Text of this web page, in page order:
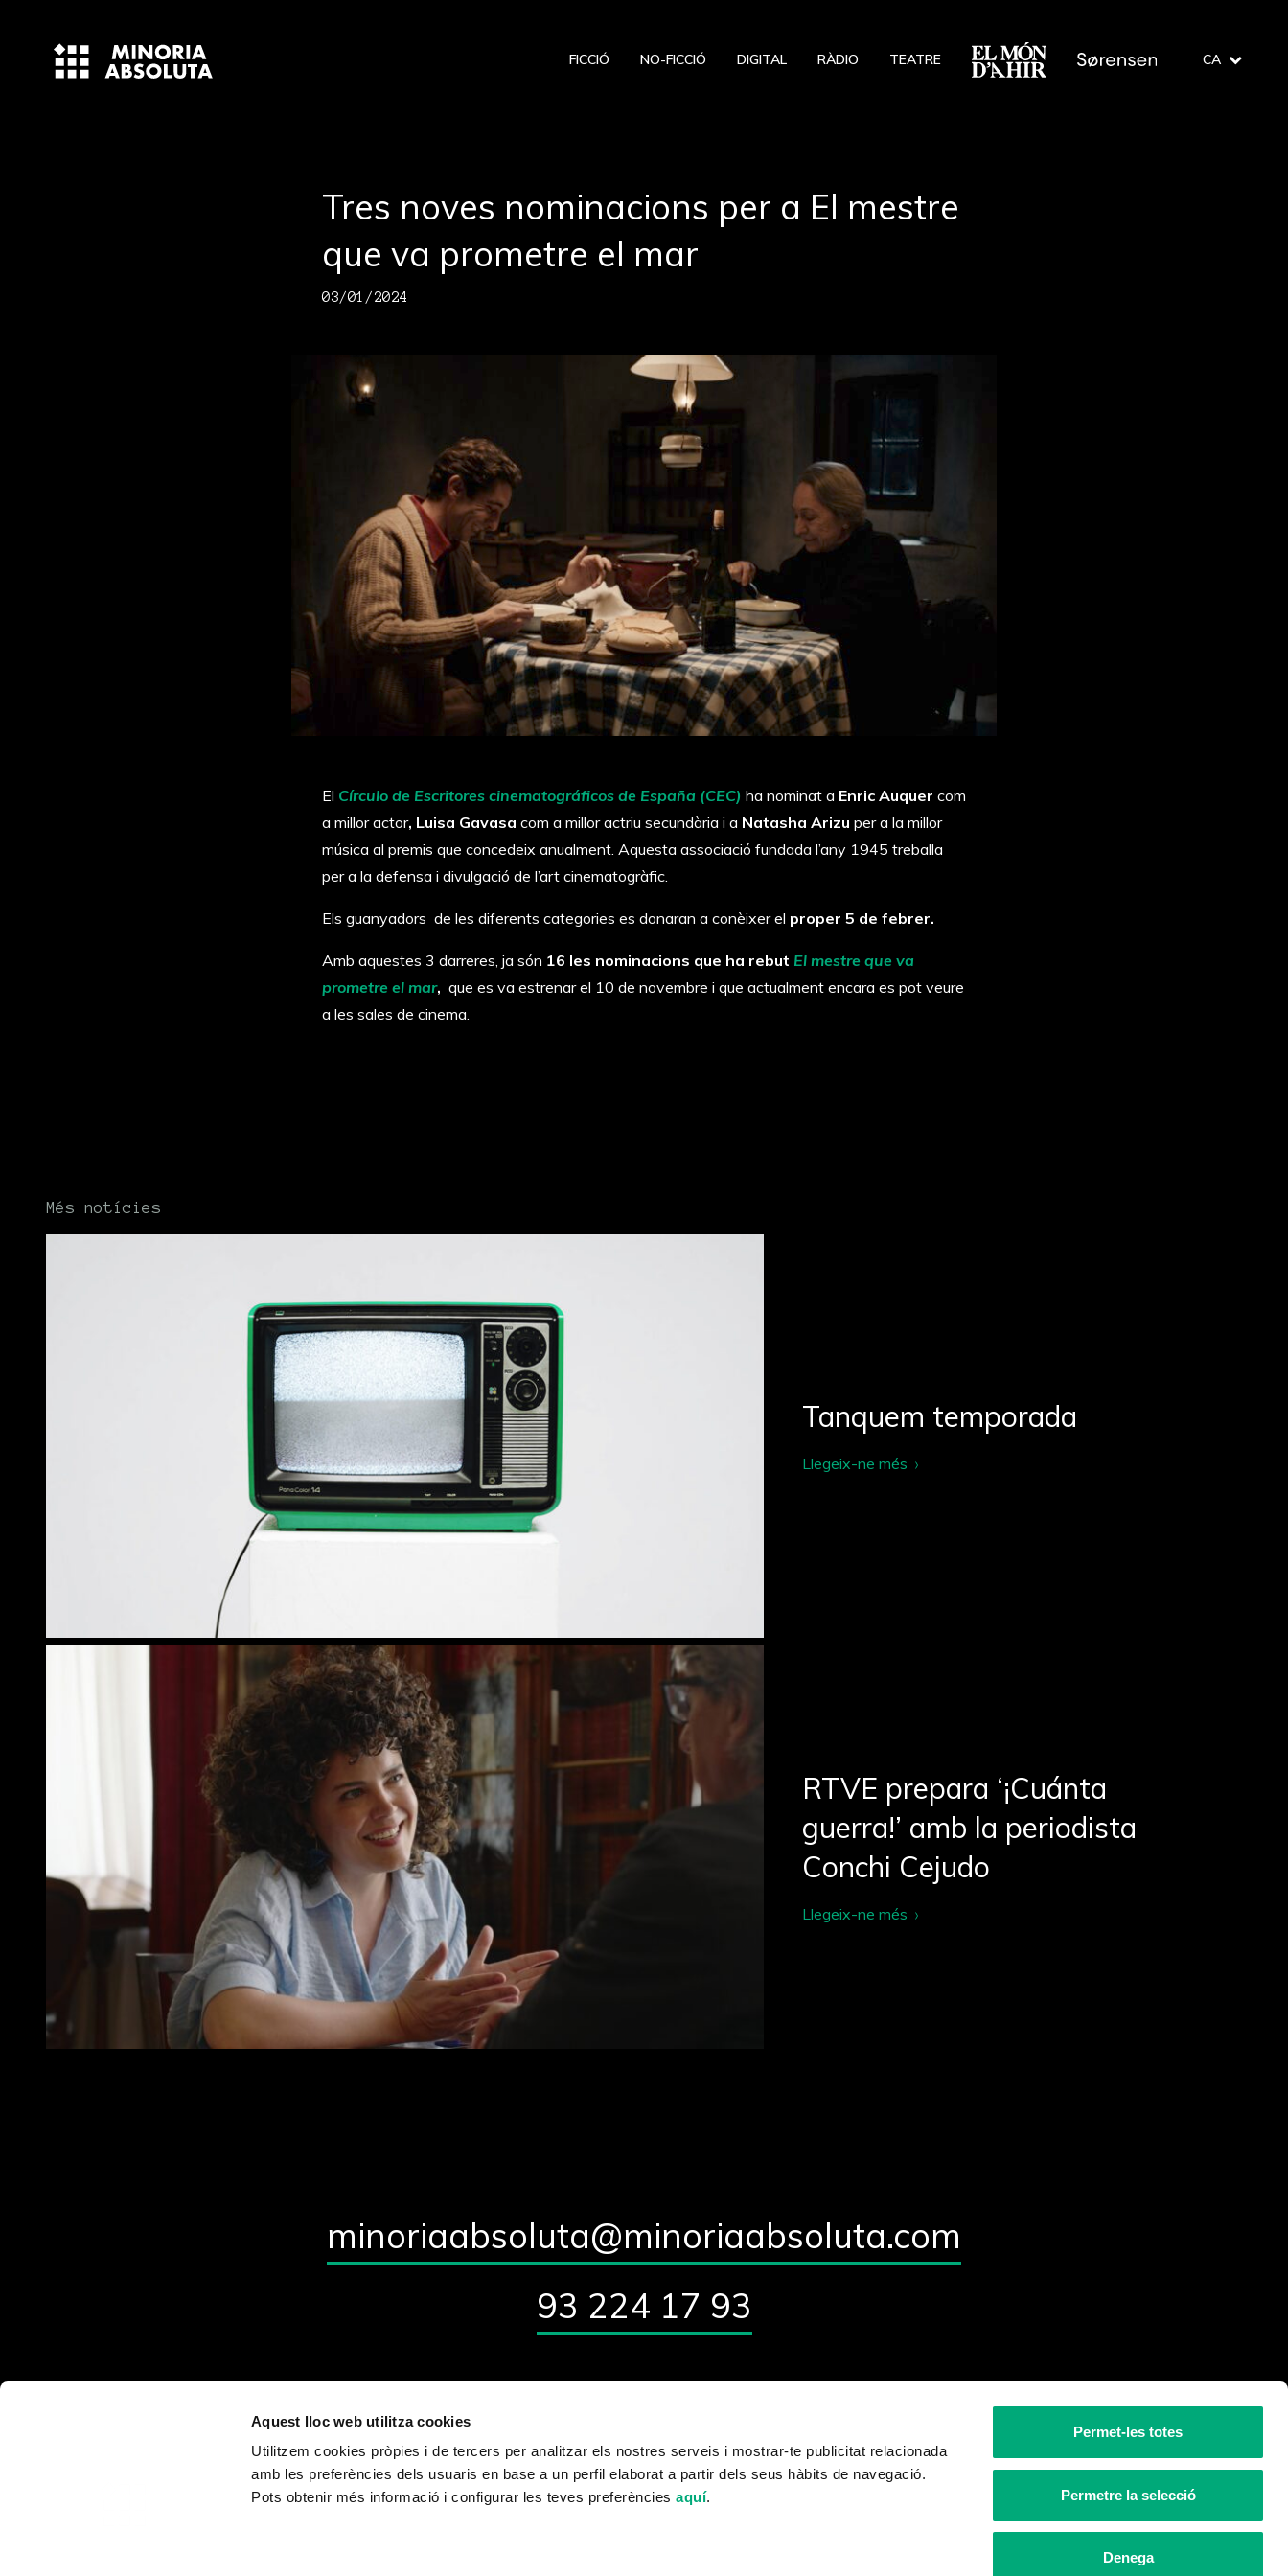
Aquest lloc web utilitza cookies
Utilitzem cookies pròpies i de tercers per analitzar els nostres serveis i mostrar-te publicitat relacionada
amb les preferències dels usuaris en base a un perfil elaborat a partir dels seus hàbits de navegació.
Pots obtenir més informació i configurar les teves preferènciesaquí.
Permet-les totes
Permetre la selecció
Denega
FICCIÓ NO-FICCIÓ DIGITAL RÀDIO TEATRE CA
Tres noves nominacions per a El mestre
que va prometre el mar
03/01/2024
El Círculo de Escritores cinematográficos de España (CEC) ha nominat a Enric Auquer com
a millor actor, Luisa Gavasa com a millor actriu secundària i a Natasha Arizu per a la millor
música al premis que concedeix anualment. Aquesta associació fundada l’any 1945 treballa
per a la defensa i divulgació de l’art cinematogràfic.
Els guanyadors de les diferents categories es donaran a conèixer el proper 5 de febrer.
Amb aquestes 3 darreres, ja són 16 les nominacions que ha rebut El mestre que va
prometre el mar, que es va estrenar el 10 de novembre i que actualment encara es pot veure
a les sales de cinema.
Més notícies
Tanquem temporada
Llegeix-ne més
RTVE prepara ‘¡Cuánta
guerra!’ amb la periodista
Conchi Cejudo
Llegeix-ne més
minoriaabsoluta@minoriaabsoluta.com
93 224 17 93